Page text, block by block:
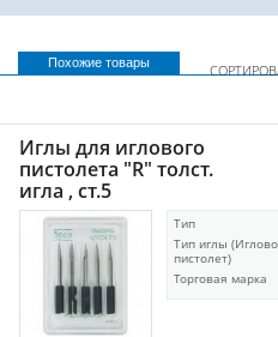
Похожие товары
Иглы для иглового
пистолета "R" толст.
игла , ст.5
Тип
Тип иглы
пистолет)
Торговая марка